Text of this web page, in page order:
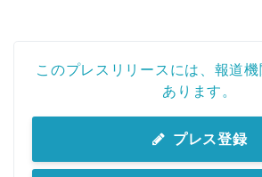
このプレスリリースには、報道
あります。
プレス登録